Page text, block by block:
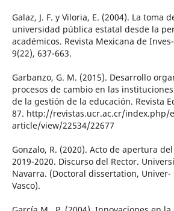
Galaz, J. F. y Viloria, E. (2004). La toma
universidad pública estatal desde la
académicos. Revista Mexicana de
9(22), 637-663.
Garbanzo, G. M. (2015). Desarrollo
procesos de cambio en las
de la gestión de la educación. Revista
87. http://revistas.ucr.ac.cr/index.php/
article/view/22534/22677
Gonzalo, R. (2020). Acto de apertura
2019-2020. Discurso del Rector.
Navarra. (Doctoral dissertation, Univer-
Vasco).